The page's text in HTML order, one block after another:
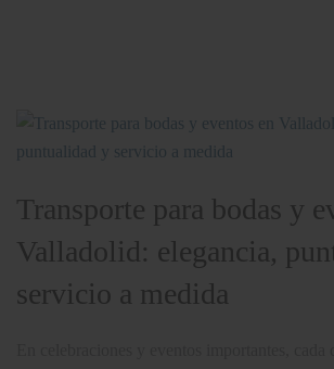
Transporte para bodas y
Valladolid: elegancia,
servicio a medida